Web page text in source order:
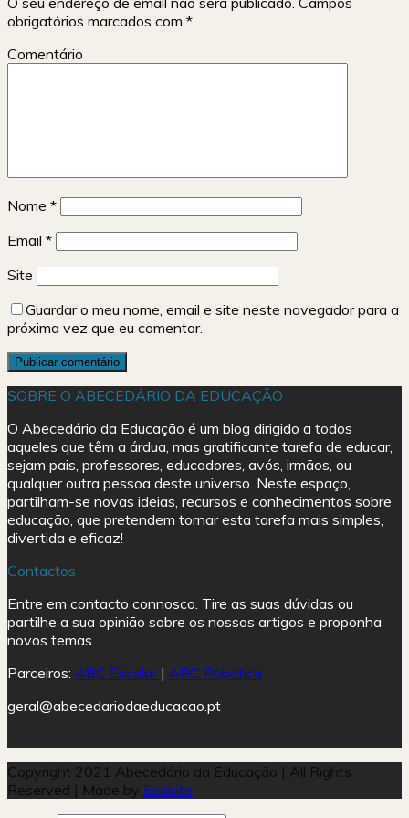
obrigatórios marcados com *
Comentário
Nome *
Email *
Site
Guardar o meu nome, email e site neste navegador para a
próxima vez que eu comentar.
SOBRE O ABECEDÁRIO DA EDUCAÇÃO
O Abecedário da Educação é um blog dirigido a todos
aqueles que têm a árdua, mas gratificante tarefa de educar,
sejam pais, professores, educadores, avós, irmãos, ou
qualquer outra pessoa deste universo. Neste espaço,
partilham-se novas ideias, recursos e conhecimentos sobre
educação, que pretendem tornar esta tarefa mais simples,
divertida e eficaz!
Contactos
Entre em contacto connosco. Tire as suas dúvidas ou
partilhe a sua opinião sobre os nossos artigos e proponha
novos temas.
Parceiros: ABC Escolar | ABC Robótica
geral@abecedariodaeducacao.pt
Copyright 2021 Abecedário da Educação | All Rights
Reserved | Made by Ecobite